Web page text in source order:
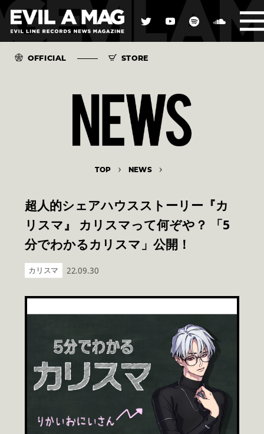
OFFICIAL STORE
TOP NEWS
超人的シェアハウスストーリー『カ
リスマ』 カリスマって何ぞや？ 「5
分でわかるカリスマ」公開！
カリスマ 22.09.30